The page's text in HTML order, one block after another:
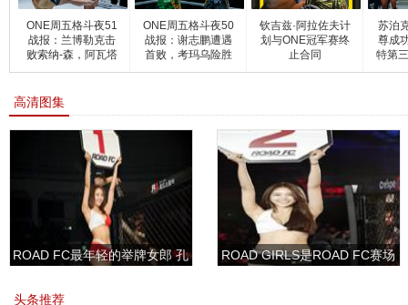
ONE周五格斗夜51
战报：兰博勒克击
败索纳-森，阿瓦塔
KO卡
ONE周五格斗夜50
战报：谢志鹏遭遇
首败，考玛乌险胜
育普
钦吉兹·阿拉佐夫计
划与ONE冠军赛终
止合同
苏泊
尊成
特第
高清图集
ROAD FC最年轻的举牌女郎 孔
ROAD GIRLS是ROAD FC赛场
头条推荐